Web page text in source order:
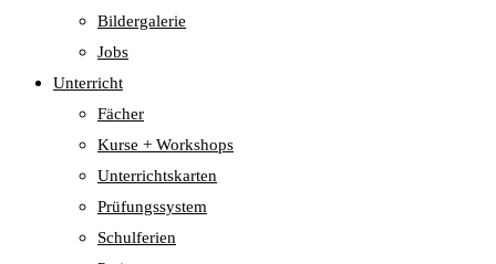
Bildergalerie
Jobs
Unterricht
Fächer
Kurse + Workshops
Unterrichtskarten
Prüfungssystem
Schulferien